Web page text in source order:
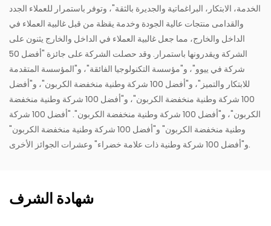
الخدمة، الابتكار، البراغماتية والجديرة بالثقة"، وتوفر باستمرار للعملاء الجدد
والقدامى منتجات عالية الجودة وخدمة يقظة من قبل غالبية العملاء في
الداخل والخارج، مما جعل غالبية العملاء في الداخل والخارج يثنون على
الشركة ويقدرونها باستمرار. وقد حصلت الشركة على جائزة "أفضل 50
شركة في ييوو"، و"مؤسسة التكنولوجيا الفائقة"، و"المؤسسة المتقدمة
للابتكار والتميز"، و"أفضل 100 شركة وطنية منخفضة الكربون"، و"أفضل
100 شركة وطنية منخفضة الكربون"، و"أفضل 100 شركة وطنية منخفضة
الكربون"، و"أفضل 100 شركة وطنية منخفضة الكربون". "أفضل 100 شركة
وطنية منخفضة الكربون" و"أفضل 100 شركة وطنية منخفضة الكربون"
و"أفضل 100 شركة وطنية ذات علامة خضراء" وعشرات الجوائز الأخرى.
شهادة الشرف